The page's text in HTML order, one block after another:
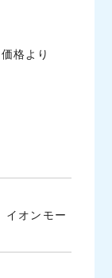
格より
イオンモー